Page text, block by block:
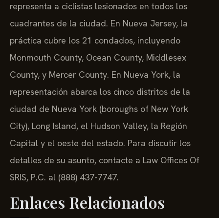
representa a ciclistas lesionados en todos los
cuadrantes de la ciudad. En Nueva Jersey, la
práctica cubre los 21 condados, incluyendo
Monmouth County, Ocean County, Middlesex
County, y Mercer County. En Nueva York, la
representación abarca los cinco distritos de la
ciudad de Nueva York (boroughs of New York
City), Long Island, el Hudson Valley, la Región
Capital y el oeste del estado. Para discutir los
detalles de su asunto, contacte a Law Offices Of
SRIS, P.C. al (888) 437-7747.
Enlaces Relacionados